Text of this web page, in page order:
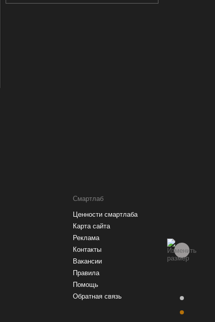
Смартлаб
Ценности смартлаба
Карта сайта
Реклама
Контакты
Вакансии
Правила
Помощь
Обратная связь